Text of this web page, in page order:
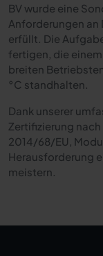
BV wurde eine
Anforderungen
erfüllt. Die
fertigen, die
breiten
°C standhalten.
Dank unserer
Zertifizierung
2014/68/EU,
Herausforderung
meistern.